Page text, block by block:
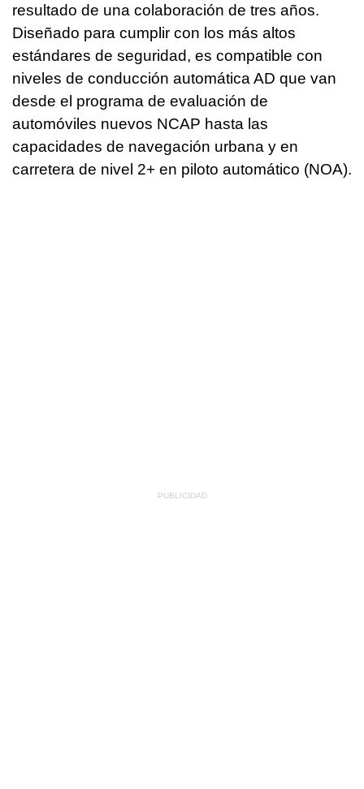
resultado de una colaboración de tres años.
Diseñado para cumplir con los más altos
estándares de seguridad, es compatible con
niveles de conducción automática AD que van
desde el programa de evaluación de
automóviles nuevos NCAP hasta las
capacidades de navegación urbana y en
carretera de nivel 2+ en piloto automático (NOA).